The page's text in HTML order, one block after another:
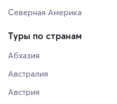
Северная Америка
Туры по странам
Абхазия
Австралия
Австрия